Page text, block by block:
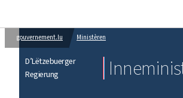
gouvernement.lu Ministèren
D’Lëtzebuerger
Regierung